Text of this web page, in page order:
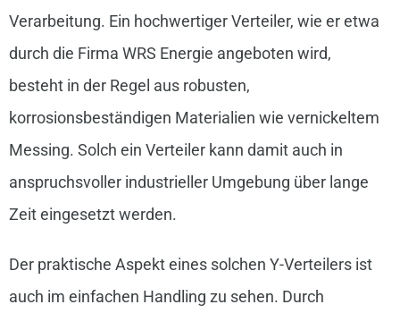
Verarbeitung. Ein hochwertiger Verteiler, wie er etwa
durch die Firma WRS Energie angeboten wird,
besteht in der Regel aus robusten,
korrosionsbeständigen Materialien wie vernickeltem
Messing. Solch ein Verteiler kann damit auch in
anspruchsvoller industrieller Umgebung über lange
Zeit eingesetzt werden.
Der praktische Aspekt eines solchen Y-Verteilers ist
auch im einfachen Handling zu sehen. Durch